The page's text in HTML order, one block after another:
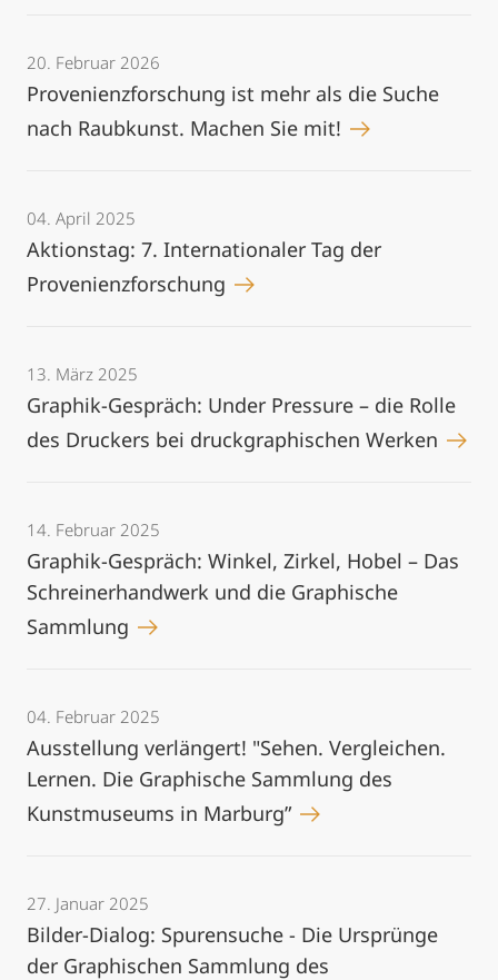
20. Februar 2026
Provenienzforschung ist mehr als die Suche
nach Raubkunst. Machen Sie mit!
04. April 2025
Aktionstag: 7. Internationaler Tag der
Provenienzforschung
13. März 2025
Graphik-Gespräch: Under Pressure – die Rolle
des Druckers bei druckgraphischen Werken
14. Februar 2025
Graphik-Gespräch: Winkel, Zirkel, Hobel – Das
Schreinerhandwerk und die Graphische
Sammlung
04. Februar 2025
Ausstellung verlängert! "Sehen. Vergleichen.
Lernen. Die Graphische Sammlung des
Kunstmuseums in Marburg”
27. Januar 2025
Bilder-Dialog: Spurensuche - Die Ursprünge
der Graphischen Sammlung des